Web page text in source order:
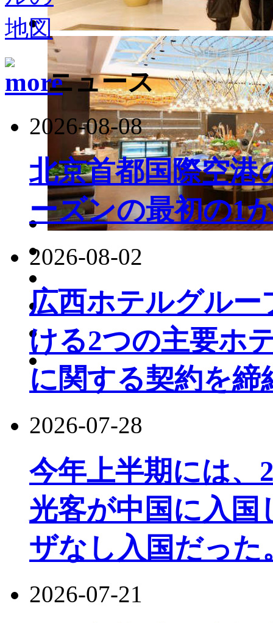
ニュース
2026-08-08
北京首都国際空港
ーズンの最初の1
2026-08-02
広西ホテルグルー
ける2つの主要ホ
に関する契約を締
2026-07-28
今年上半期には、
光客が中国に入国
ザなし入国だった
2026-07-21